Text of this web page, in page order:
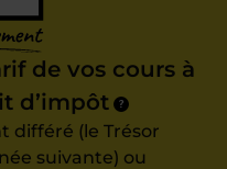
de vos cours à
d’impôt
?
différé (le Trésor
suivante) ou